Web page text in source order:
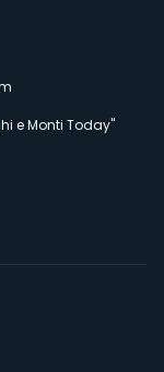
e Monti Today"